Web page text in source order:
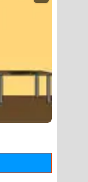
ュレ...
ゲー...